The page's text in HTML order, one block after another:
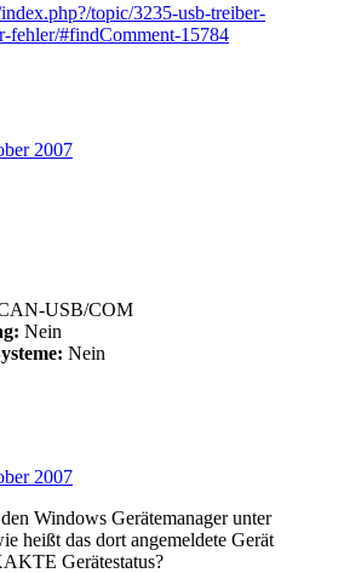
topic/3235-usb-treiber-
fehler/#findComment-15784
2007
USB/COM
Nein
Nein
2007
Windows Gerätemanager unter
heißt das dort angemeldete Gerät
Gerätestatus?